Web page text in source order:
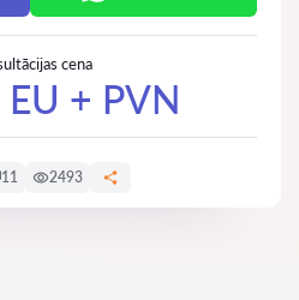
cena
+ PVN
11 2493